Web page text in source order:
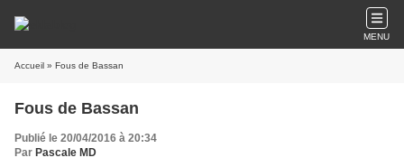
MENU
Accueil » Fous de Bassan
Fous de Bassan
Publié le 20/04/2016 à 20:34
Par Pascale MD